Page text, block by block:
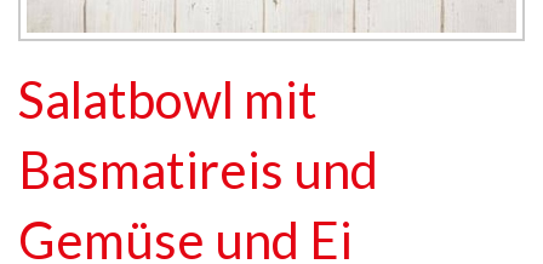
Salatbowl mit
Basmatireis und
Gemüse und Ei